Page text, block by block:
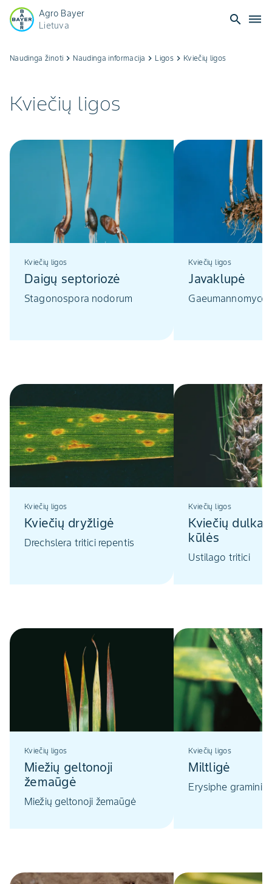
Agro Bayer
Lietuva
search dehaze
Naudinga žinoti keyboard_arrow_right Naudinga informacija keyboard_arrow_right Ligos keyboard_arrow_right Kviečių ligos
Kviečių ligos
Kviečių ligos
Daigų septoriozė
Stagonospora nodorum
Kviečių ligos
Javaklupė
Kviečių ligos
Kviečių dryžligė
Drechslera tritici repentis
Kviečių ligos
Kviečių
kūlės
Ustilago tritici
Kviečių ligos
Miežių geltonoji
žemaūgė
Miežių geltonoji žemaūgė
Kviečių ligos
Miltligė
Erysiphe graminis